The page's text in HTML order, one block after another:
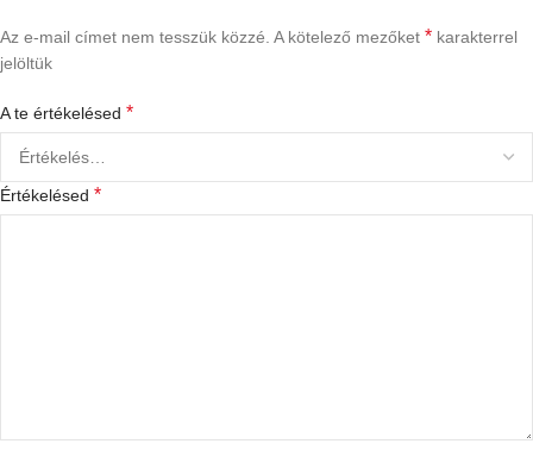
Az e-mail címet nem tesszük közzé. A kötelező mezőket * karakterrel
jelöltük
A te értékelésed *
Értékelésed *